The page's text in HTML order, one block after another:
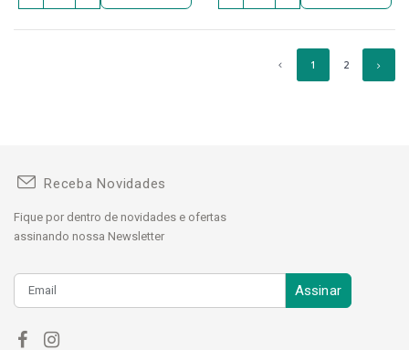
1 2
Receba Novidades
Fique por dentro de novidades e ofertas
assinando nossa Newsletter
Assinar